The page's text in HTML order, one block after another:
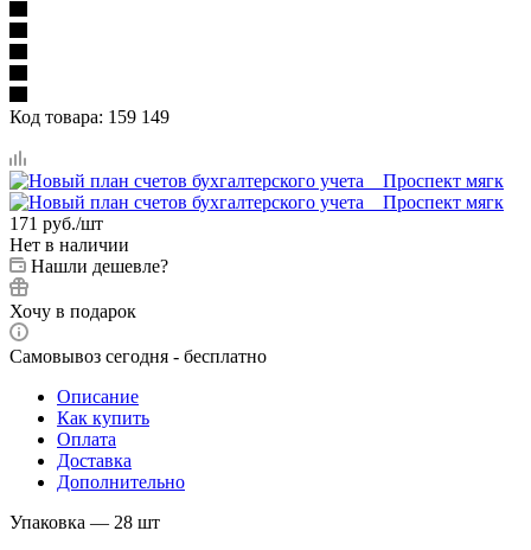
Код товара: 159 149
171 руб./шт
Нет в наличии
Нашли дешевле?
Хочу в подарок
Самовывоз сегодня - бесплатно
Описание
Как купить
Оплата
Доставка
Дополнительно
Упаковка — 28 шт